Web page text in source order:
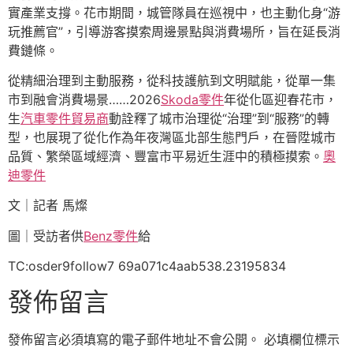
實產業支撐。花市期間，城管隊員在巡視中，也主動化身“游
玩推薦官”，引導游客摸索周邊景點與消費場所，旨在延長消
費鏈條。
從精細治理到主動服務，從科技護航到文明賦能，從單一集
市到融會消費場景……2026Skoda零件年從化區迎春花市，
生汽車零件貿易商動詮釋了城市治理從“治理”到“服務”的轉
型，也展現了從化作為年夜灣區北部生態門戶，在晉陞城市
品質、繁榮區域經濟、豐富市平易近生涯中的積極摸索。 奧
迪零件
文｜記者 馬燦
圖｜受訪者供Benz零件給
TC:osder9follow7 69a071c4aab538.23195834
發佈留言
發佈留言必須填寫的電子郵件地址不會公開。 必填欄位標示